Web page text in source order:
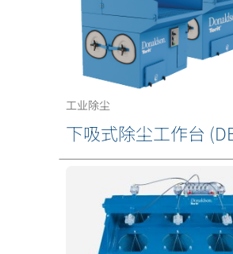
工业除尘
下吸式除尘工作台